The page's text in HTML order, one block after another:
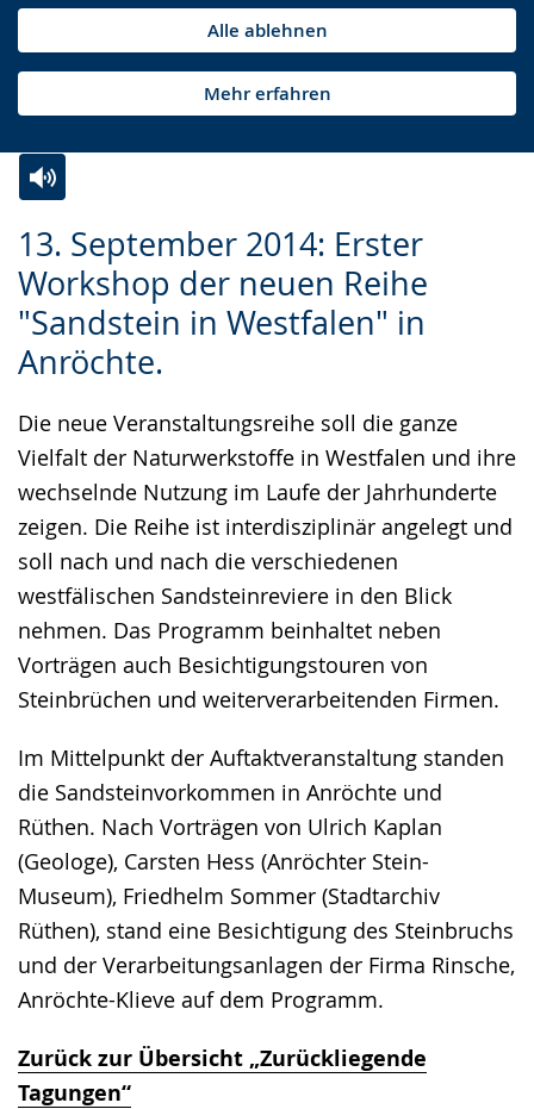
Alle ablehnen
Mehr erfahren
13. September 2014: Erster
Workshop der neuen Reihe
"Sandstein in Westfalen" in
Anröchte.
Die neue Veranstaltungsreihe soll die ganze
Vielfalt der Naturwerkstoffe in Westfalen und ihre
wechselnde Nutzung im Laufe der Jahrhunderte
zeigen. Die Reihe ist interdisziplinär angelegt und
soll nach und nach die verschiedenen
westfälischen Sandsteinreviere in den Blick
nehmen. Das Programm beinhaltet neben
Vorträgen auch Besichtigungstouren von
Steinbrüchen und weiterverarbeitenden Firmen.
Im Mittelpunkt der Auftaktveranstaltung standen
die Sandsteinvorkommen in Anröchte und
Rüthen. Nach Vorträgen von Ulrich Kaplan
(Geologe), Carsten Hess (Anröchter Stein-
Museum), Friedhelm Sommer (Stadtarchiv
Rüthen), stand eine Besichtigung des Steinbruchs
und der Verarbeitungsanlagen der Firma Rinsche,
Anröchte-Klieve auf dem Programm.
Zurück zur Übersicht „Zurückliegende
Tagungen“
Leichten
Sprache
wechseln.
Audio-
Unterstützung.
Video
in
Deutscher
Gebärdensprache
angezeigt.